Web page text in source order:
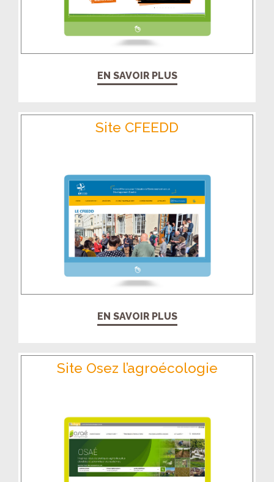
EN SAVOIR PLUS
Site CFEEDD
EN SAVOIR PLUS
Site Osez l’agroécologie